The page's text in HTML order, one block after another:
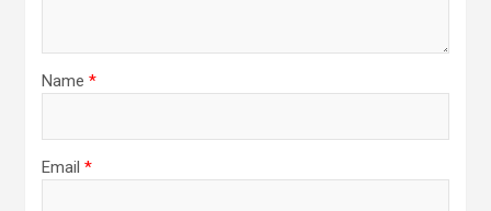
Name *
Email *